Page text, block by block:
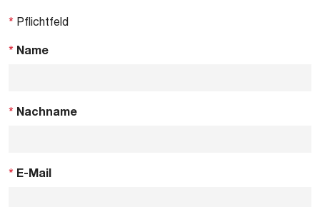
* Pflichtfeld
* Name
* Nachname
* E-Mail